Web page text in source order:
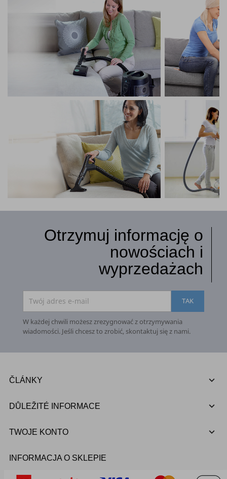
Otrzymuj informację o
nowościach i
wyprzedażach
W każdej chwili możesz zrezygnować z otrzymywania
wiadomości. Jeśli chcesz to zrobić, skontaktuj się z nami.
ČLÁNKY 
DŮLEŽITÉ INFORMACE 
TWOJE KONTO 
INFORMACJA O SKLEPIE